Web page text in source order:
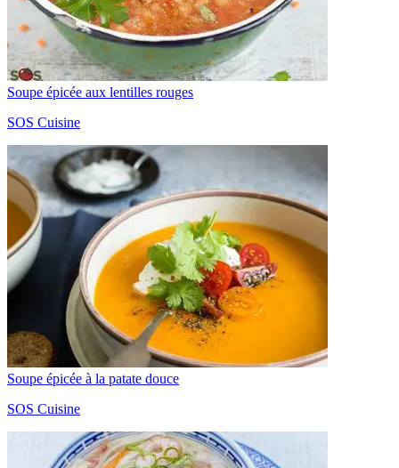
Soupe épicée aux lentilles rouges
SOS Cuisine
Soupe épicée à la patate douce
SOS Cuisine